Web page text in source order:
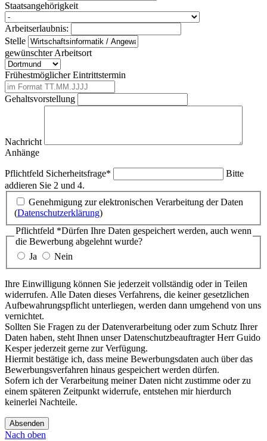
Staatsangehörigkeit
Arbeitserlaubnis:
Stelle
gewünschter Arbeitsort
Frühestmöglicher Eintrittstermin
Gehaltsvorstellung
Nachricht
Anhänge
Pflichtfeld Sicherheitsfrage*
Bitte
addieren Sie 2 und 4.
Genehmigung zur elektronischen Verarbeitung der Daten
(Datenschutzerklärung)
Pflichtfeld *Dürfen Ihre Daten gespeichert werden, auch wenn
die Bewerbung abgelehnt wurde?
Ja
Nein
Ihre Einwilligung können Sie jederzeit vollständig oder in Teilen
widerrufen. Alle Daten dieses Verfahrens, die keiner gesetzlichen
Aufbewahrungspflicht unterliegen, werden dann umgehend von uns
vernichtet.
Sollten Sie Fragen zu der Datenverarbeitung oder zum Schutz Ihrer
Daten haben, steht Ihnen unser Datenschutzbeauftragter Herr Guido
Kesper jederzeit gerne zur Verfügung.
Hiermit bestätige ich, dass meine Bewerbungsdaten auch über das
Bewerbungsverfahren hinaus gespeichert werden dürfen.
Sofern ich der Verarbeitung meiner Daten nicht zustimme oder zu
einem späteren Zeitpunkt widerrufe, entstehen mir hierdurch
keinerlei Nachteile.
Absenden
Nach oben